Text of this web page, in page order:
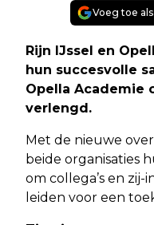
Voeg toe
Rijn IJssel en
hun succesvolle
Opella Academie
verlengd.
Met de nieuwe
beide organisaties
om collega’s en
leiden voor een